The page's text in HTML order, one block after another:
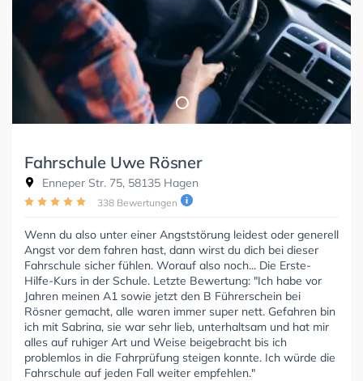
Fahrschule Uwe Rösner
Enneper Str. 75, 58135 Hagen
338 Bewertungen
Wenn du also unter einer Angststörung leidest oder generell
Angst vor dem fahren hast, dann wirst du dich bei dieser
Fahrschule sicher fühlen. Worauf also noch... Die Erste-
Hilfe-Kurs in der Schule. Letzte Bewertung: "Ich habe vor
Jahren meinen A1 sowie jetzt den B Führerschein bei
Rösner gemacht, alle waren immer super nett. Gefahren bin
ich mit Sabrina, sie war sehr lieb, unterhaltsam und hat mir
alles auf ruhiger Art und Weise beigebracht bis ich
problemlos in die Fahrprüfung steigen konnte. Ich würde die
Fahrschule auf jeden Fall weiter empfehlen."